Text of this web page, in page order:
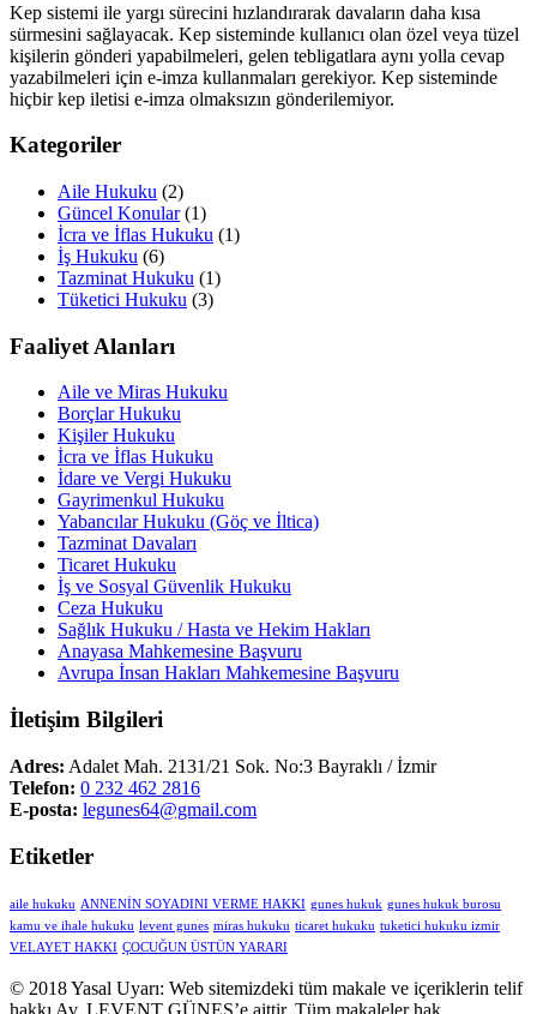
Kep sistemi ile yargı sürecini hızlandırarak davaların daha kısa
sürmesini sağlayacak. Kep sisteminde kullanıcı olan özel veya tüzel
kişilerin gönderi yapabilmeleri, gelen tebligatlara aynı yolla cevap
yazabilmeleri için e-imza kullanmaları gerekiyor. Kep sisteminde
hiçbir kep iletisi e-imza olmaksızın gönderilemiyor.
Kategoriler
Aile Hukuku (2)
Güncel Konular(1)
İcra ve İflas Hukuku (1)
İş Hukuku (6)
Tazminat Hukuku (1)
Tüketici Hukuku (3)
Faaliyet Alanları
Aile ve Miras Hukuku
Borçlar Hukuku
Kişiler Hukuku
İcra ve İflas Hukuku
İdare ve Vergi Hukuku
Gayrimenkul Hukuku
Yabancılar Hukuku (Göç ve İltica)
Tazminat Davaları
Ticaret Hukuku
İş ve Sosyal Güvenlik Hukuku
Ceza Hukuku
Sağlık Hukuku / Hasta ve Hekim Hakları
Anayasa Mahkemesine Başvuru
Avrupa İnsan Hakları Mahkemesine Başvuru
İletişim Bilgileri
Adres: Adalet Mah. 2131/21 Sok. No:3 Bayraklı / İzmir
Telefon: 0 232 462 2816
E-posta: legunes64@gmail.com
Etiketler
aile hukuku ANNENİN SOYADINI VERME HAKKI gunes hukuk gunes hukuk burosu
kamu ve ihale hukuku levent gunes miras hukuku ticaret hukuku tuketici hukuku izmir
VELAYET HAKKI ÇOCUĞUN ÜSTÜN YARARI
© 2018 Yasal Uyarı: Web sitemizdeki tüm makale ve içeriklerin telif